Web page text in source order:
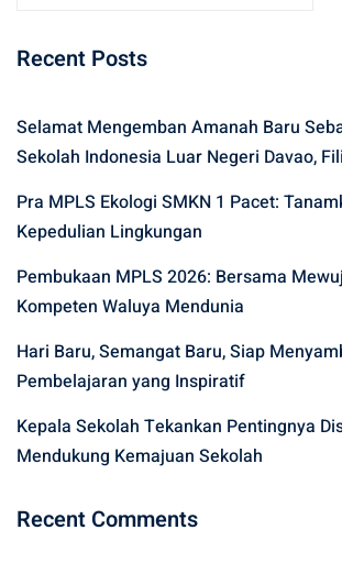
Recent Posts
Selamat Mengemban Amanah Baru
Sekolah Indonesia Luar Negeri Davao,
Pra MPLS Ekologi SMKN 1 Pacet:
Kepedulian Lingkungan
Pembukaan MPLS 2026: Bersama
Kompeten Waluya Mendunia
Hari Baru, Semangat Baru, Siap
Pembelajaran yang Inspiratif
Kepala Sekolah Tekankan Pentingnya
Mendukung Kemajuan Sekolah
Recent Comments